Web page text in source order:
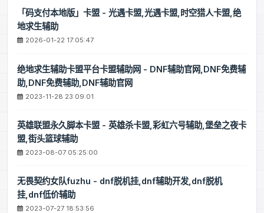
「码支付本地版」卡盟 - 光遇卡盟,光遇卡盟,时空猎人卡盟,绝
地求生辅助
2026-01-22 17:05:47
绝地求生辅助卡盟平台卡盟辅助网 - DNF辅助官网,DNF免费辅
助,DNF免费辅助,DNF辅助官网
2023-11-28 23:09:01
英雄联盟永久脚本卡盟 - 英雄杀卡盟,彩虹六号辅助,堡垒之夜卡
盟,街头篮球辅助
2023-08-07 05:25:00
无畏契约女队fuzhu - dnf脱机挂,dnf辅助开发,dnf脱机
挂,dnf低价辅助
2023-07-27 18:53:56